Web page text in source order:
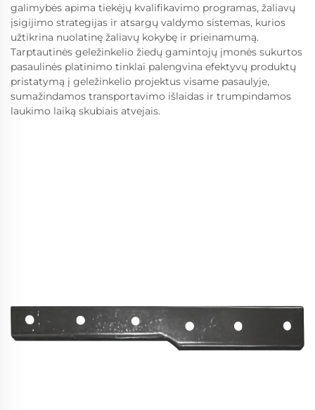
galimybės apima tiekėjų kvalifikavimo programas, žaliavų
įsigijimo strategijas ir atsargų valdymo sistemas, kurios
užtikrina nuolatinę žaliavų kokybę ir prieinamumą.
Tarptautinės geležinkelio žiedų gamintojų įmonės sukurtos
pasaulinės platinimo tinklai palengvina efektyvų produktų
pristatymą į geležinkelio projektus visame pasaulyje,
sumažindamos transportavimo išlaidas ir trumpindamos
laukimo laiką skubiais atvejais.